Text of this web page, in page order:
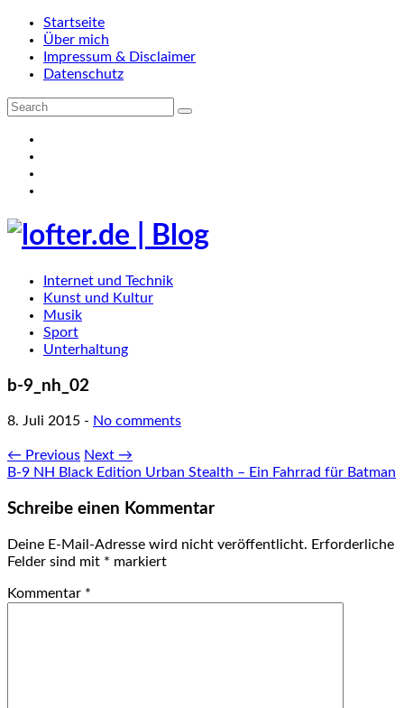
Startseite
Über mich
Impressum & Disclaimer
Datenschutz
Internet und Technik
Kunst und Kultur
Musik
Sport
Unterhaltung
b-9_nh_02
8. Juli 2015 - No comments
← Previous Next →
B-9 NH Black Edition Urban Stealth – Ein Fahrrad für Batman
Schreibe einen Kommentar
Deine E-Mail-Adresse wird nicht veröffentlicht. Erforderliche
Felder sind mit * markiert
Kommentar *